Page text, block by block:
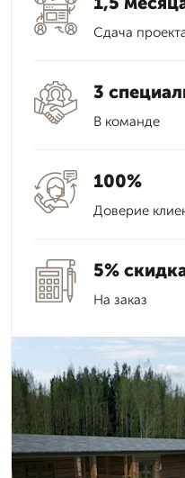
Сдача
3
В команде
100%
Доверие
5%
На заказ